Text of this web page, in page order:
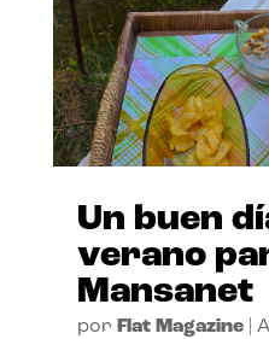
Un buen
verano
Mansanet
por Flat Magazine|